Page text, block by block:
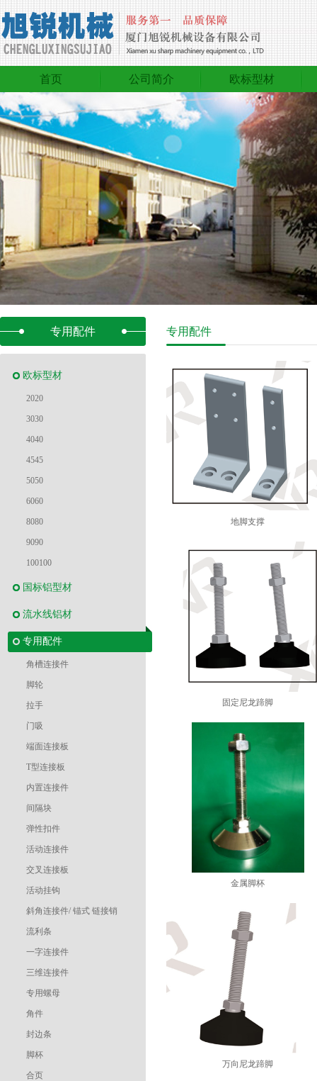
首页
首页
公司简介
公司简介
欧标型材
欧标型材
专用配件
欧标型材
2020
3030
4040
4545
5050
6060
8080
9090
100100
国标铝型材
流水线铝材
专用配件
角槽连接件
脚轮
拉手
门吸
端面连接板
T型连接板
内置连接件
间隔块
弹性扣件
活动连接件
交叉连接板
活动挂钩
斜角连接件/ 锚式 链接销
流利条
一字连接件
三维连接件
专用螺母
角件
封边条
脚杯
合页
专用配件
地脚支撑
固定尼龙蹄脚
金属脚杯
万向尼龙蹄脚